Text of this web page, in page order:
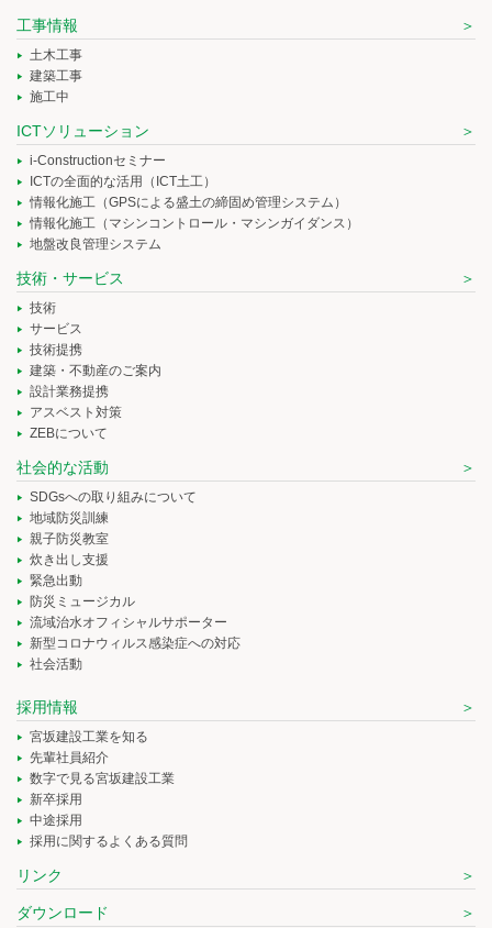
工事情報
土木工事
建築工事
施工中
ICTソリューション
i-Constructionセミナー
ICTの全面的な活用（ICT土工）
情報化施工（GPSによる盛土の締固め管理システム）
情報化施工（マシンコントロール・マシンガイダンス）
地盤改良管理システム
技術・サービス
技術
サービス
技術提携
建築・不動産のご案内
設計業務提携
アスベスト対策
ZEBについて
社会的な活動
SDGsへの取り組みについて
地域防災訓練
親子防災教室
炊き出し支援
緊急出動
防災ミュージカル
流域治水オフィシャルサポーター
新型コロナウィルス感染症への対応
社会活動
採用情報
宮坂建設工業を知る
先輩社員紹介
数字で見る宮坂建設工業
新卒採用
中途採用
採用に関するよくある質問
リンク
ダウンロード